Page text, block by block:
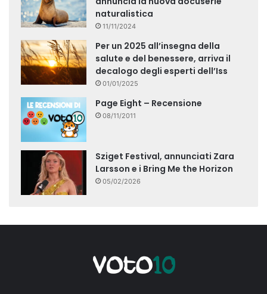
naturalistica
11/11/2024
Per un 2025 all’insegna della
salute e del benessere, arriva il
decalogo degli esperti dell’Iss
01/01/2025
Page Eight – Recensione
08/11/2011
Sziget Festival, annunciati Zara
Larsson e i Bring Me the Horizon
05/02/2026